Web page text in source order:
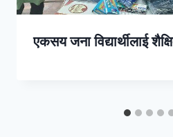
एकसय जना विद्यार्थीलाई